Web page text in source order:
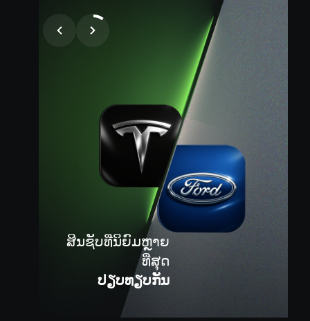
ສິນຊັບທີ່ນິຍົມຫຼາຍ
ທີ່ສຸດ
ປຽບທຽບກັນ
ສິນຊັບທີ່ນິຍົມຫຼາຍ
ທີ່ສຸດ
ປຽບທຽບກັນ